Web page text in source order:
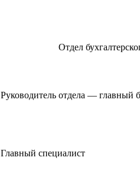
Отдел
Руководитель отдела — главный
Главный специалист